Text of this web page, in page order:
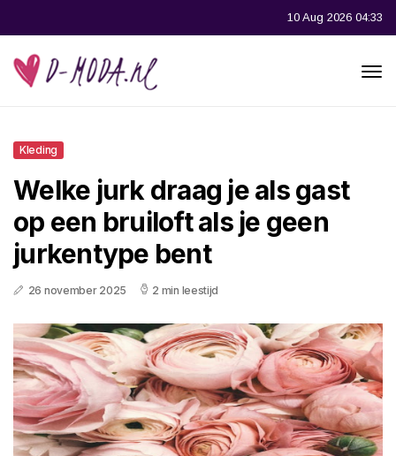
10 Aug 2026 04:33
Kleding
Welke jurk draag je als gast
op een bruiloft als je geen
jurkentype bent
26 november 2025 2 min leestijd